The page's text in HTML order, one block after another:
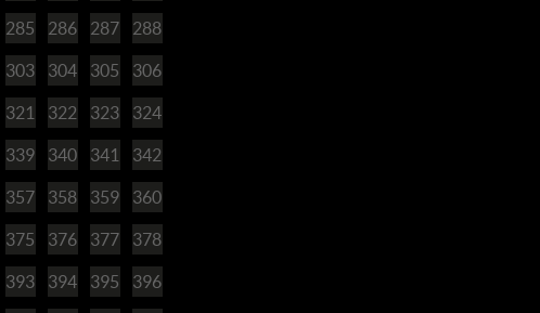
285 286 287 288
303 304 305 306
321 322 323 324
339 340 341 342
357 358 359 360
375 376 377 378
393 394 395 396